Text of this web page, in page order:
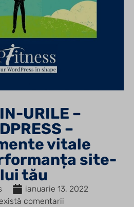
URILE –
–
vitale
site-
tău
ianuarie 13, 2022
comentarii